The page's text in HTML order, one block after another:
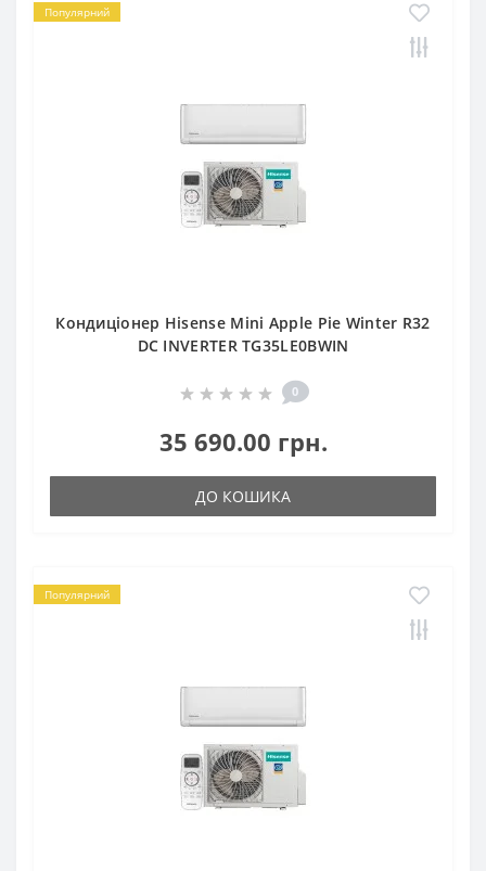
Популярний
Кондиціонер Hisense Mini Apple Pie Winter R32
DC INVERTER TG35LE0BWIN
0
35 690.00 грн.
ДО КОШИКА
Популярний